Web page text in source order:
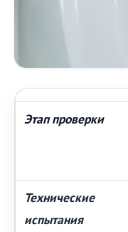
Этап проверки
Технические
испытания